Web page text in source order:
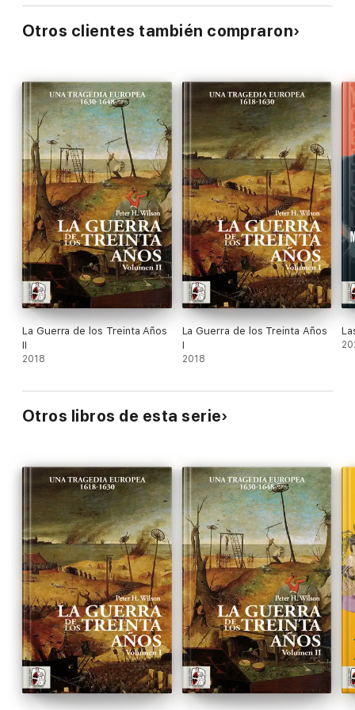
Otros clientes también compraron
La Guerra de los Treinta Años
II
2018
La Guerra de los Treinta Años
I
2018
Otros libros de esta serie